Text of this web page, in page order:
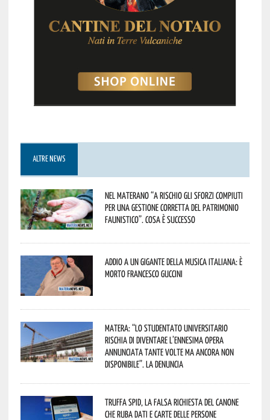
ALTRE NEWS
Nel materano “a rischio gli sforzi compiuti
per una gestione corretta del patrimonio
faunistico”. Cosa è successo
Addio a un gigante della musica italiana: è
morto Francesco Guccini
Matera: “Lo studentato universitario
rischia di diventare l’ennesima opera
annunciata tante volte ma ancora non
disponibile”. La denuncia
Truffa Spid, la falsa richiesta del canone
che ruba dati e carte delle persone